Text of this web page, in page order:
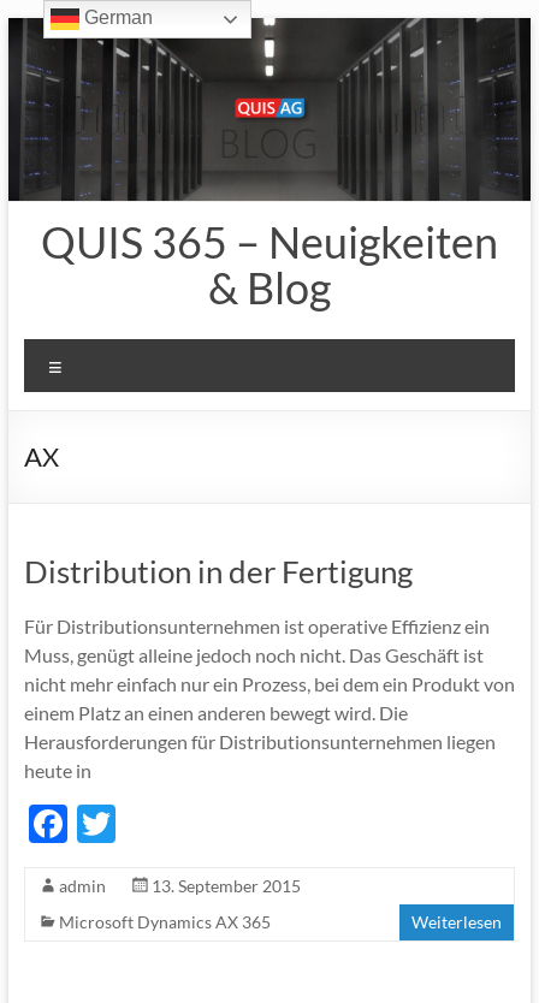
Inhalt
springen
QUIS 365 – Neuigkeiten
& Blog
AX
Distribution in der Fertigung
Für Distributionsunternehmen ist operative Effizienz ein
Muss, genügt alleine jedoch noch nicht. Das Geschäft ist
nicht mehr einfach nur ein Prozess, bei dem ein Produkt von
einem Platz an einen anderen bewegt wird. Die
Herausforderungen für Distributionsunternehmen liegen
heute in
F
e
b
T
itt
er
admin
13. September 2015
Microsoft Dynamics AX 365
Weiterlesen
German